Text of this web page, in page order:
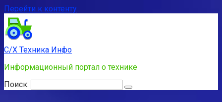
Перейти к контенту
С/Х Техника Инфо
Информационный портал о технике
Поиск: